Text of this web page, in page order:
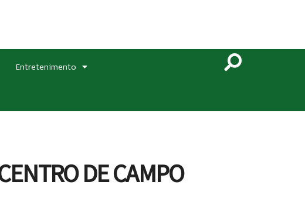
Entretenimento
DE CAMPO